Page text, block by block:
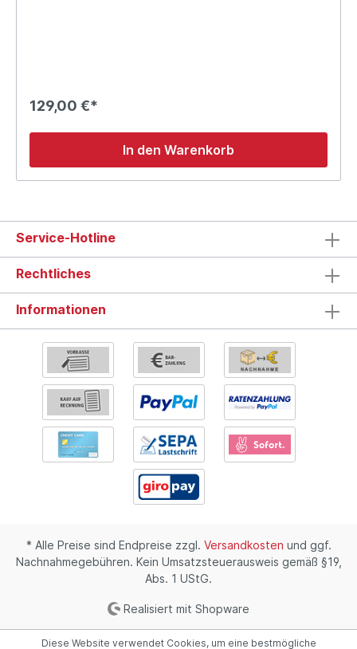
129,00 €*
In den Warenkorb
Service-Hotline
Rechtliches
Informationen
* Alle Preise sind Endpreise zzgl. Versandkosten und ggf.
Nachnahmegebühren. Kein Umsatzsteuerausweis gemäß §19,
Abs. 1 UStG.
Realisiert mit Shopware
Diese Website verwendet Cookies, um eine bestmögliche